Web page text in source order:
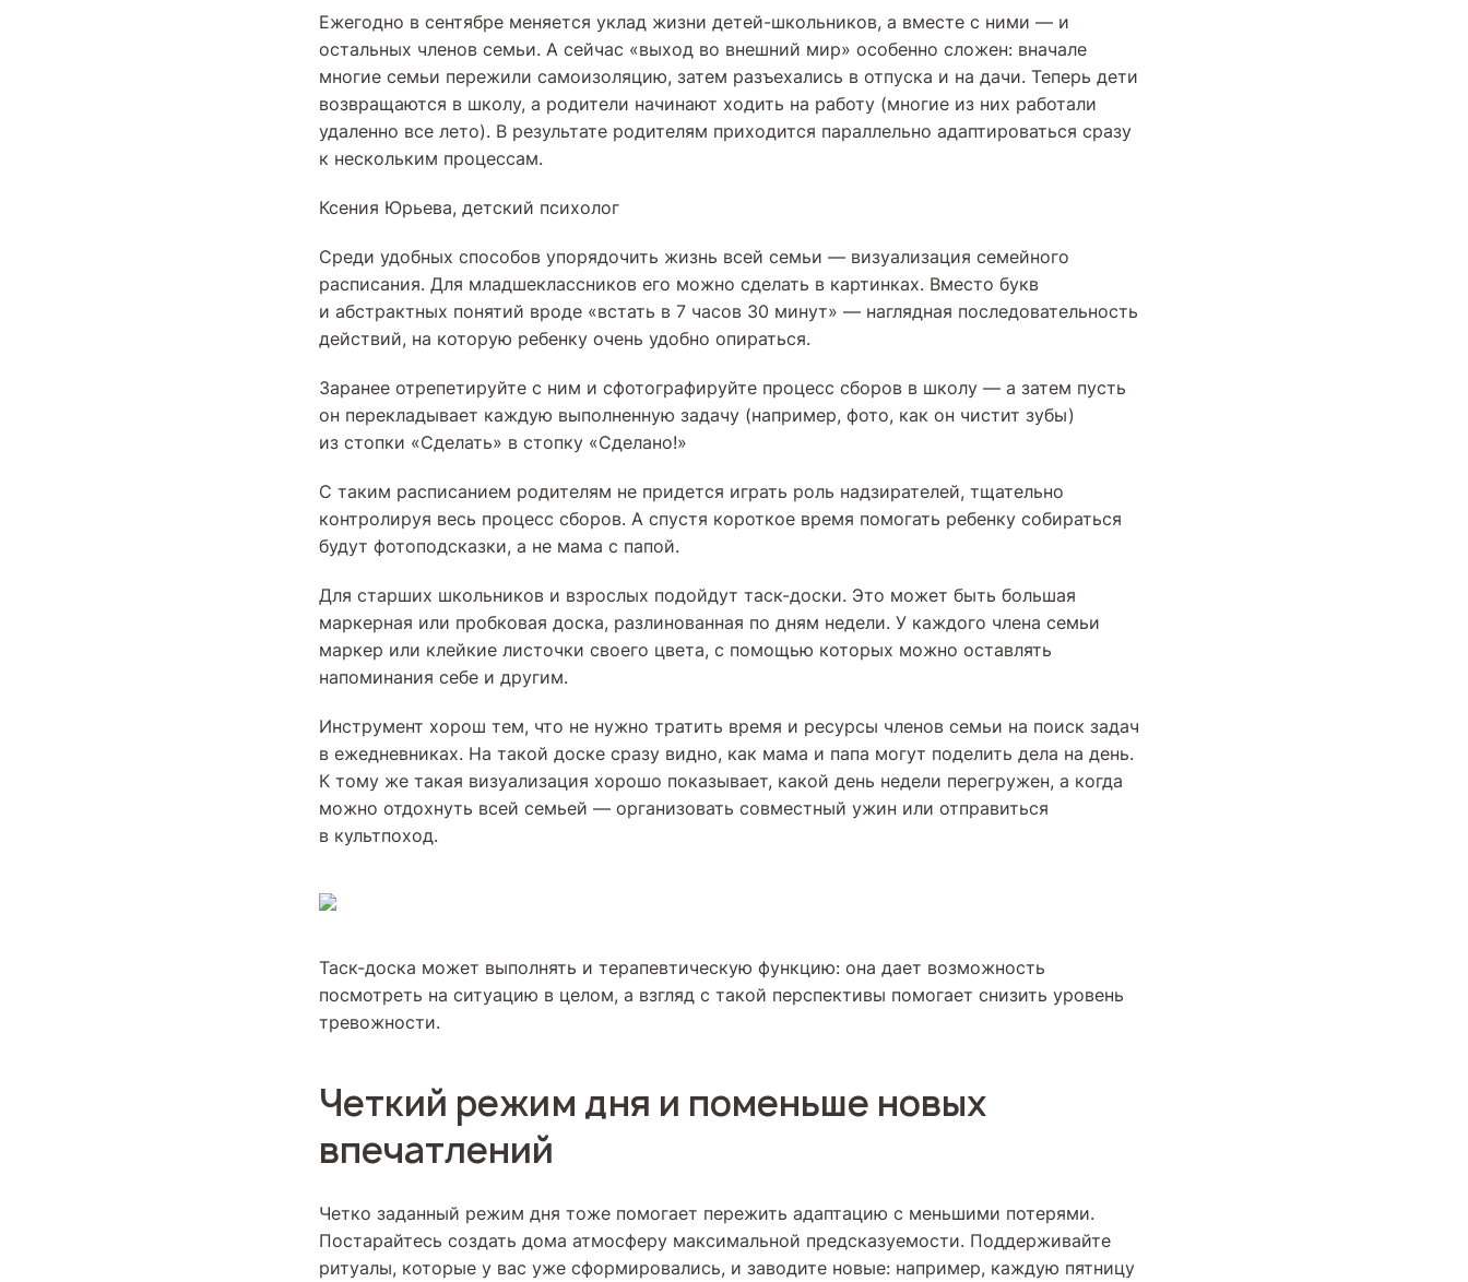
Ежегодно в сентябре меняется уклад жизни детей-школьников, а вместе с ними — и
остальных членов семьи. А сейчас «выход во внешний мир» особенно сложен: вначале
многие семьи пережили самоизоляцию, затем разъехались в отпуска и на дачи. Теперь дети
возвращаются в школу, а родители начинают ходить на работу (многие из них работали
удаленно все лето). В результате родителям приходится параллельно адаптироваться сразу
к нескольким процессам.
Ксения Юрьева, детский психолог
Среди удобных способов упорядочить жизнь всей семьи — визуализация семейного
расписания. Для младшеклассников его можно сделать в картинках. Вместо букв
и абстрактных понятий вроде «встать в 7 часов 30 минут» — наглядная последовательность
действий, на которую ребенку очень удобно опираться.
Заранее отрепетируйте с ним и сфотографируйте процесс сборов в школу — а затем пусть
он перекладывает каждую выполненную задачу (например, фото, как он чистит зубы)
из стопки «Сделать» в стопку «Сделано!»
С таким расписанием родителям не придется играть роль надзирателей, тщательно
контролируя весь процесс сборов. А спустя короткое время помогать ребенку собираться
будут фотоподсказки, а не мама с папой.
Для старших школьников и взрослых подойдут таск-доски. Это может быть большая
маркерная или пробковая доска, разлинованная по дням недели. У каждого члена семьи
маркер или клейкие листочки своего цвета, с помощью которых можно оставлять
напоминания себе и другим.
Инструмент хорош тем, что не нужно тратить время и ресурсы членов семьи на поиск задач
в ежедневниках. На такой доске сразу видно, как мама и папа могут поделить дела на день.
К тому же такая визуализация хорошо показывает, какой день недели перегружен, а когда
можно отдохнуть всей семьей — организовать совместный ужин или отправиться
в культпоход.
Таск-доска может выполнять и терапевтическую функцию: она дает возможность
посмотреть на ситуацию в целом, а взгляд с такой перспективы помогает снизить уровень
тревожности.
Четкий режим дня и поменьше новых
впечатлений
Четко заданный режим дня тоже помогает пережить адаптацию с меньшими потерями.
Постарайтесь создать дома атмосферу максимальной предсказуемости. Поддерживайте
ритуалы, которые у вас уже сформировались, и заводите новые: например, каждую пятницу